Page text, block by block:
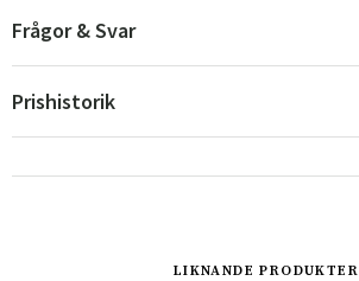
Suomi
Frågor & Svar
Prishistorik
LIKNANDE PRODUKTER